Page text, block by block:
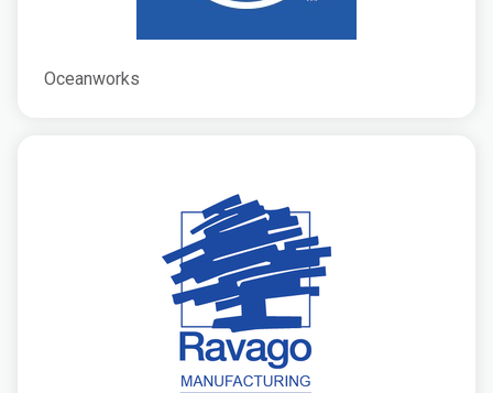
Oceanworks